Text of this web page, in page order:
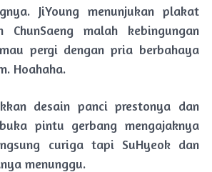
JiYoung menunjukan plakat
malah kebingungan
pergi dengan pria berbahaya
Hoahaha.
desain panci prestonya dan
pintu gerbang mengajaknya
curiga tapi SuHyeok dan
menunggu.